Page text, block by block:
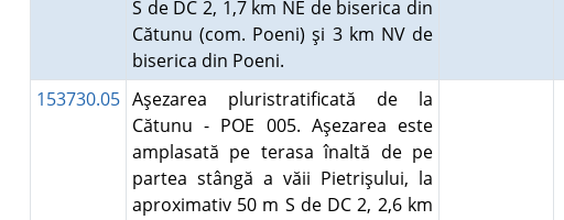
S de DC 2, 1,7 km NE de biserica din
Cătunu (com. Poeni) şi 3 km NV de
biserica din Poeni.
153730.05 Aşezarea pluristratificată de la
Cătunu - POE 005. Aşezarea este
amplasată pe terasa înaltă de pe
partea stângă a văii Pietrişului, la
aproximativ 50 m S de DC 2, 2,6 km